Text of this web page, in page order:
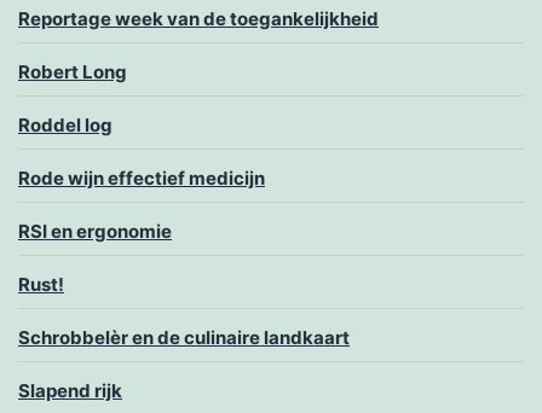
Reportage week van de toegankelijkheid
Robert Long
Roddel log
Rode wijn effectief medicijn
RSI en ergonomie
Rust!
Schrobbelèr en de culinaire landkaart
Slapend rijk